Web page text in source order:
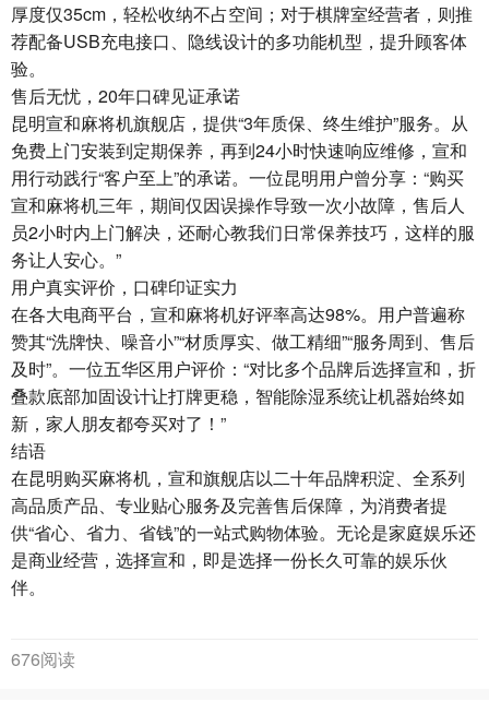
厚度仅35cm，轻松收纳不占空间；对于棋牌室经营者，则推
荐配备USB充电接口、隐线设计的多功能机型，提升顾客体
验。
售后无忧，20年口碑见证承诺
昆明宣和麻将机旗舰店，提供“3年质保、终生维护”服务。从
免费上门安装到定期保养，再到24小时快速响应维修，宣和
用行动践行“客户至上”的承诺。一位昆明用户曾分享：“购买
宣和麻将机三年，期间仅因误操作导致一次小故障，售后人
员2小时内上门解决，还耐心教我们日常保养技巧，这样的服
务让人安心。”
用户真实评价，口碑印证实力
在各大电商平台，宣和麻将机好评率高达98%。用户普遍称
赞其“洗牌快、噪音小”“材质厚实、做工精细”“服务周到、售后
及时”。一位五华区用户评价：“对比多个品牌后选择宣和，折
叠款底部加固设计让打牌更稳，智能除湿系统让机器始终如
新，家人朋友都夸买对了！”
结语
在昆明购买麻将机，宣和旗舰店以二十年品牌积淀、全系列
高品质产品、专业贴心服务及完善售后保障，为消费者提
供“省心、省力、省钱”的一站式购物体验。无论是家庭娱乐还
是商业经营，选择宣和，即是选择一份长久可靠的娱乐伙
伴。
676阅读